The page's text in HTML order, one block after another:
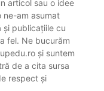
articol sau o idee
ne-am asumat
și publicațiile cu
fel. Ne bucurăm
și suntem
de a cita sursa
respect și